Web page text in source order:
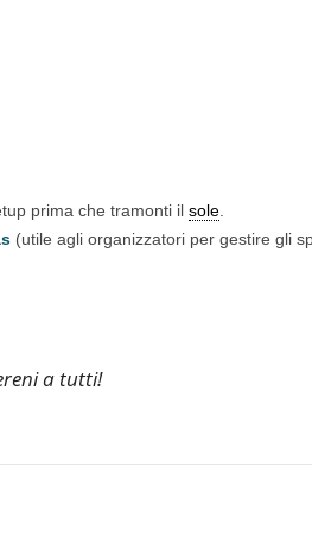
prima che tramonti il sole.
(utile agli organizzatori per gestire gli
a tutti!